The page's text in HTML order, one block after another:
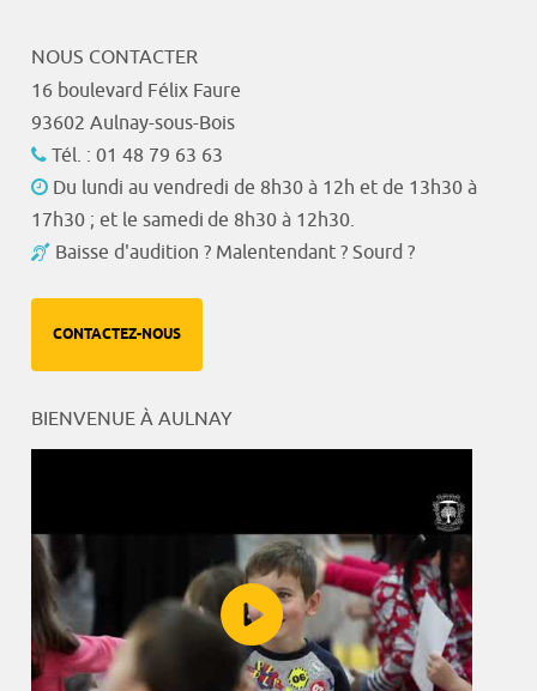
NOUS CONTACTER
16 boulevard Félix Faure
93602 Aulnay-sous-Bois
Tél. : 01 48 79 63 63
Du lundi au vendredi de 8h30 à 12h et de 13h30 à
17h30 ; et le samedi de 8h30 à 12h30.
Baisse d'audition ? Malentendant ? Sourd ?
CONTACTEZ-NOUS
BIENVENUE À AULNAY